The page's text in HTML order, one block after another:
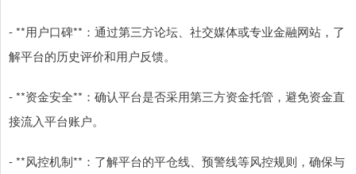
- **用户口碑**：通过第三方论坛、社交媒体或专业金融网站，了
解平台的历史评价和用户反馈。
- **资金安全**：确认平台是否采用第三方资金托管，避免资金直
接流入平台账户。
- **风控机制**：了解平台的平仓线、预警线等风控规则，确保与